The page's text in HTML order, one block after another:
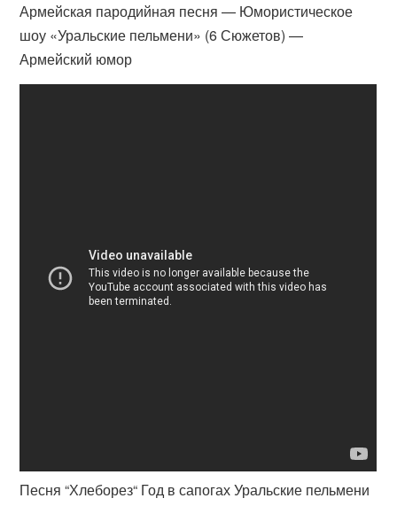
Армейская пародийная песня — Юмористическое
шоу «Уральские пельмени» (6 Сюжетов) —
Армейский юмор
Песня “Хлеборез“ Год в сапогах Уральские пельмени